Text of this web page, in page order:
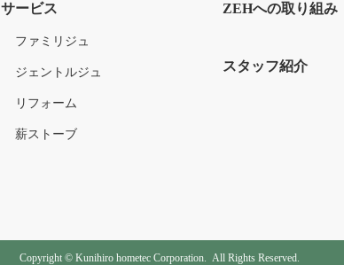
サービス
ファミリジュ
ジェントルジュ
リフォーム
薪ストーブ
ZEHへの取り組み
スタッフ紹介
Copyright © Kunihiro hometec Corporation. All Rights Reserved.